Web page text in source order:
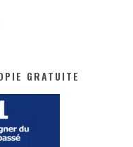
GRATUITE